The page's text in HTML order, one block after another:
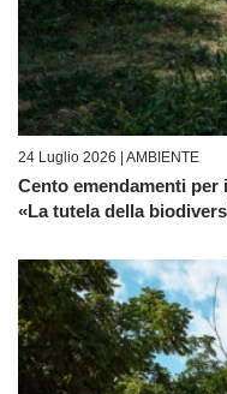
24 Luglio 2026 | AMBIENTE
Cento emendamenti per
«La tutela della